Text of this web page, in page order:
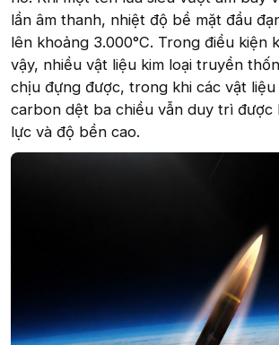
lần âm thanh, nhiệt độ bề mặt đầu
lên khoảng 3.000°C. Trong điều kiện
vậy, nhiều vật liệu kim loại truyền
chịu đựng được, trong khi các vật liệu
carbon dệt ba chiều vẫn duy trì được
lực và độ bền cao.